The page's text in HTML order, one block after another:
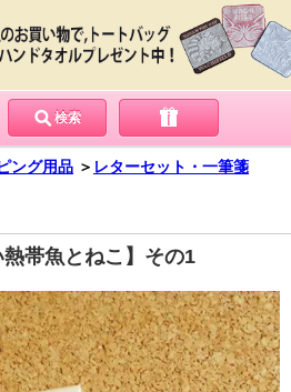
検索
ング用品 ＞ レターセット・一筆箋
帯魚とねこ】その1